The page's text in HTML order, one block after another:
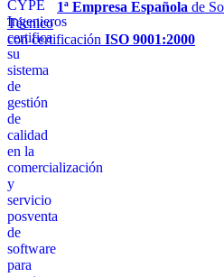
1ª Empresa Española de
Técnico
con certificación ISO 9001:2000